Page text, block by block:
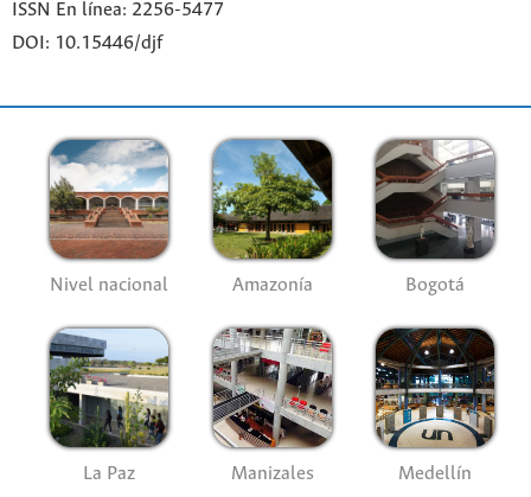
ISSN En línea: 2256-5477
DOI: 10.15446/djf
Nivel nacional Amazonía Bogotá
La Paz Manizales Medellín